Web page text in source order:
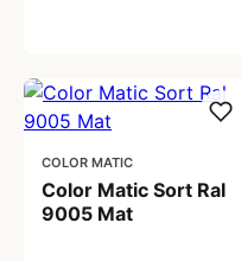
COLOR MATIC
Color Matic Sort Ral
9005 Mat